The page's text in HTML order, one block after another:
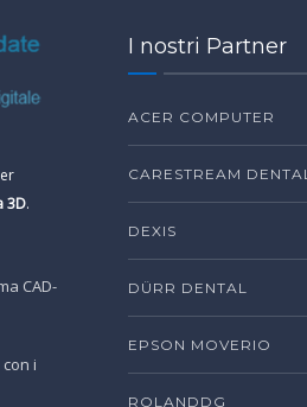
3D.
CAD-
i
I nostri Partner
ACER COMPUTER
CARESTREAM DENTAL
DEXIS
DÜRR DENTAL
EPSON MOVERIO
ROLANDDG